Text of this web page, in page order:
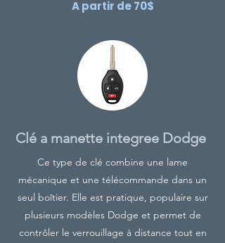
A partir de 70$
Clé a manette integree Dodge
Ce type de clé combine une lame
mécanique et une télécommande dans un
seul boîtier. Elle est pratique, populaire sur
plusieurs modèles Dodge et permet de
contrôler le verrouillage à distance tout en